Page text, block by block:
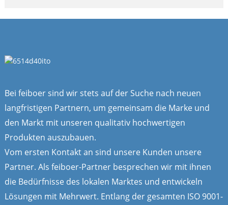
Bei feiboer sind wir stets auf der Suche nach neuen
langfristigen Partnern, um gemeinsam die Marke und
den Markt mit unseren qualitativ hochwertigen
Produkten auszubauen.
Vom ersten Kontakt an sind unsere Kunden unsere
Partner. Als feiboer-Partner besprechen wir mit ihnen
die Bedürfnisse des lokalen Marktes und entwickeln
Lösungen mit Mehrwert. Entlang der gesamten ISO 9001-